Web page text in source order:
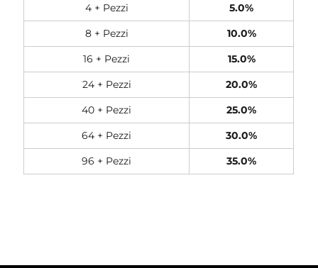
4 + Pezzi
5.0%
8 + Pezzi
10.0%
16 + Pezzi
15.0%
24 + Pezzi
20.0%
40 + Pezzi
25.0%
64 + Pezzi
30.0%
96 + Pezzi
35.0%